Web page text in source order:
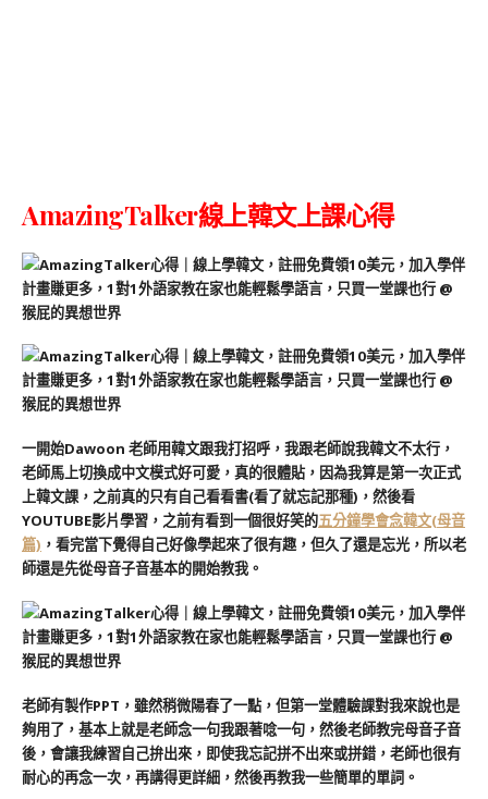
AmazingTalker線上韓文上課心得
一開始Dawoon 老師用韓文跟我打招呼，我跟老師說我韓文不太行，
老師馬上切換成中文模式好可愛，真的很體貼，因為我算是第一次正式
上韓文課，之前真的只有自己看看書(看了就忘記那種)，然後看
YOUTUBE影片學習，之前有看到一個很好笑的五分鐘學會念韓文(母音
篇) ，看完當下覺得自己好像學起來了很有趣，但久了還是忘光，所以老
師還是先從母音子音基本的開始教我。
老師有製作PPT，雖然稍微陽春了一點，但第一堂體驗課對我來說也是
夠用了，基本上就是老師念一句我跟著唸一句，然後老師教完母音子音
後，會讓我練習自己拚出來，即使我忘記拼不出來或拼錯，老師也很有
耐心的再念一次，再講得更詳細，然後再教我一些簡單的單詞。